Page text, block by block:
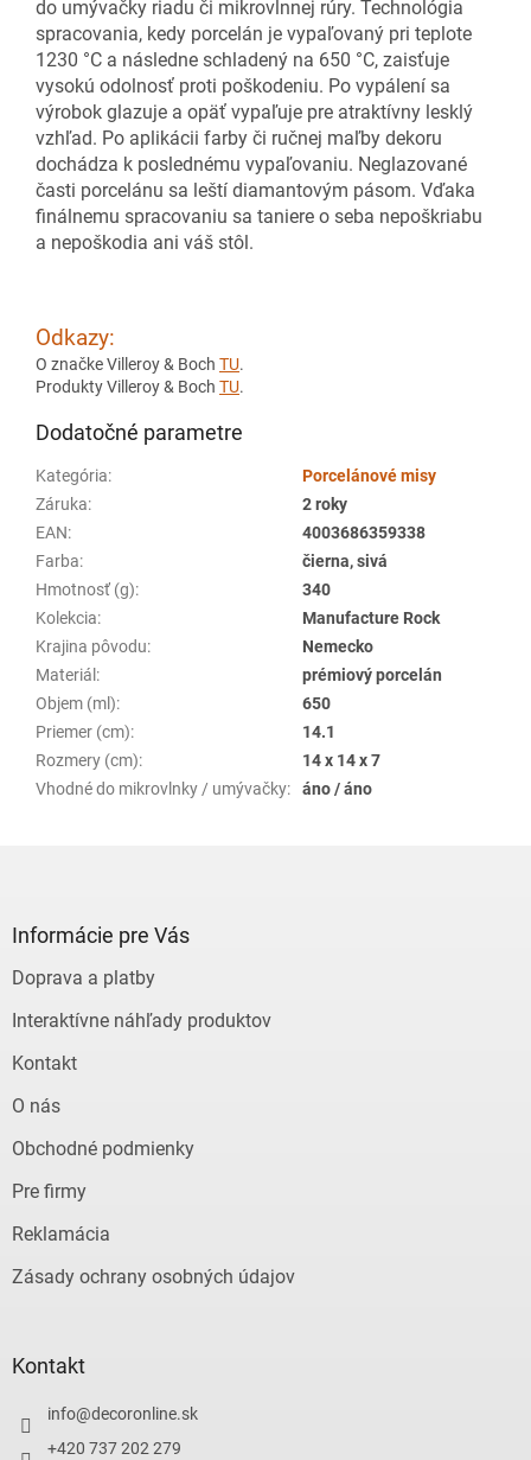
do umývačky riadu či mikrovlnnej rúry. Technológia
spracovania, kedy porcelán je vypaľovaný pri teplote
1230 °C a následne schladený na 650 °C, zaisťuje
vysokú odolnosť proti poškodeniu. Po vypálení sa
výrobok glazuje a opäť vypaľuje pre atraktívny lesklý
vzhľad. Po aplikácii farby či ručnej maľby dekoru
dochádza k poslednému vypaľovaniu. Neglazované
časti porcelánu sa leští diamantovým pásom. Vďaka
finálnemu spracovaniu sa taniere o seba nepoškriabu
a nepoškodia ani váš stôl.
Odkazy:
O značke Villeroy & Boch TU.
Produkty Villeroy & Boch TU.
Dodatočné parametre
Kategória:
Porcelánové misy
Záruka:
2 roky
EAN:
4003686359338
Farba:
čierna, sivá
Hmotnosť (g):
340
Kolekcia:
Manufacture Rock
Krajina pôvodu:
Nemecko
Materiál :
prémiový porcelán
Objem (ml):
650
Priemer (cm):
14.1
Rozmery (cm):
14 x 14 x 7
Vhodné do mikrovlnky / umývačky: áno / áno
Informácie pre Vás
Doprava a platby
Interaktívne náhľady produktov
Kontakt
O nás
Obchodné podmienky
Pre firmy
Reklamácia
Zásady ochrany osobných údajov
Kontakt
info@decoronline.sk
+420 737 202 279